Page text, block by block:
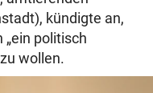
kündigte an,
politisch
wollen.